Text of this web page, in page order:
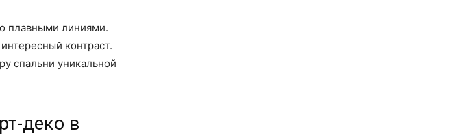
плавными линиями.
контраст.
спальни уникальной
деко в